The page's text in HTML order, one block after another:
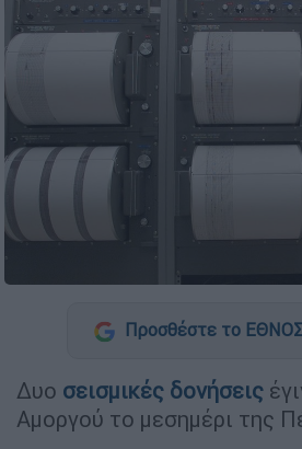
Προσθέστε το
Δυο σεισμικές δονήσεις
Αμοργού το μεσημέρι της